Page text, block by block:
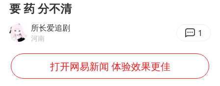
梁家辉：到内地拍戏不是北上是回归
牛津大学一纸声明甩不了锅
要 药 分不清
所长爱追剧
河南 1
打开网易新闻 体验效果更佳